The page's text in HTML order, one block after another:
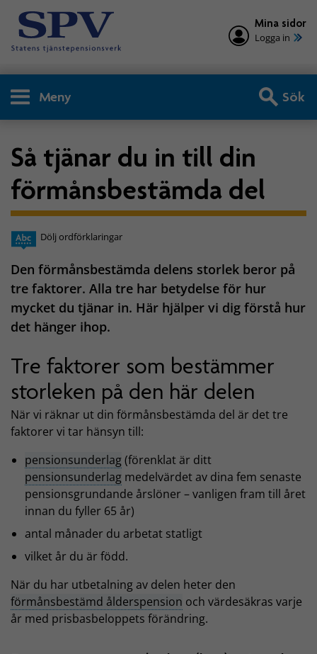
Mina sidor
Logga in
Meny Sök
Så tjänar du in till din
förmånsbestämda del
Dölj ordförklaringar
Den förmånsbestämda delens storlek beror på
tre faktorer. Alla tre har betydelse för hur
mycket du tjänar in. Här hjälper vi dig förstå hur
det hänger ihop.
Tre faktorer som bestämmer
storleken på den här delen
När vi räknar ut din förmånsbestämda del är det tre
faktorer vi tar hänsyn till:
pensionsunderlag(förenklat är ditt
pensionsunderlag medelvärdet av dina fem senaste
pensionsgrundande årslöner – vanligen fram till året
innan du fyller 65 år)
antal månader du arbetat statligt
vilket år du är född.
När du har utbetalning av delen heter den
förmånsbestämd ålderspension och värdesäkras varje
år med prisbasbeloppets förändring.